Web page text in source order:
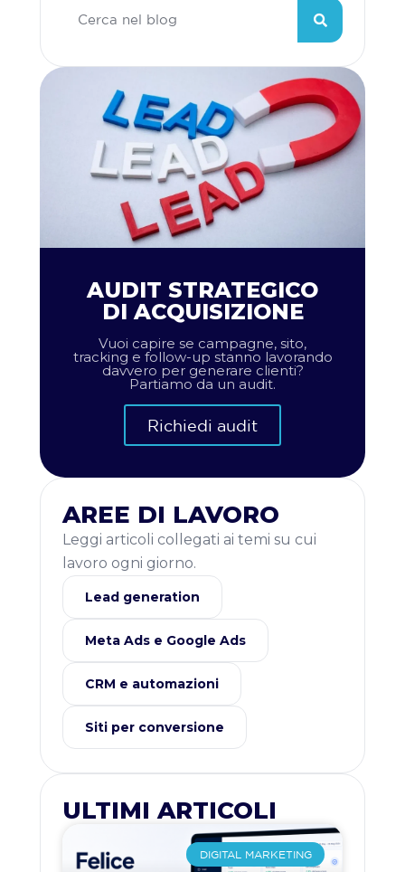
AUDIT STRATEGICO
DI ACQUISIZIONE
Vuoi capire se campagne, sito,
tracking e follow-up stanno lavorando
davvero per generare clienti?
Partiamo da un audit.
Richiedi audit
AREE DI LAVORO
Leggi articoli collegati ai temi su cui
lavoro ogni giorno.
Lead generation
Meta Ads e Google Ads
CRM e automazioni
Siti per conversione
ULTIMI ARTICOLI
DIGITAL MARKETING